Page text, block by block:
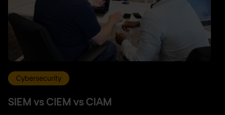
Cybersecurity
SIEM vs CIEM vs CIAM